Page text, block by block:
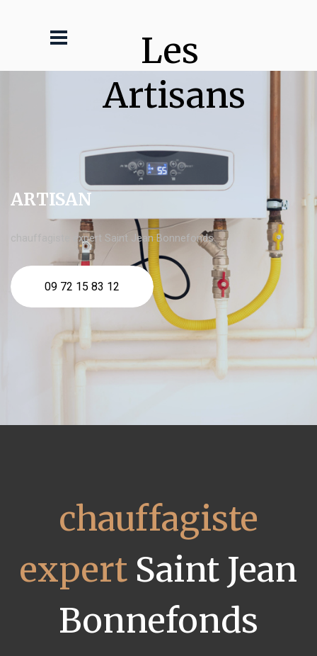
Les
Artisans
ARTISAN
chauffagiste expert Saint Jean Bonnefonds
09 72 15 83 12
chauffagiste
expertSaint Jean
Bonnefonds